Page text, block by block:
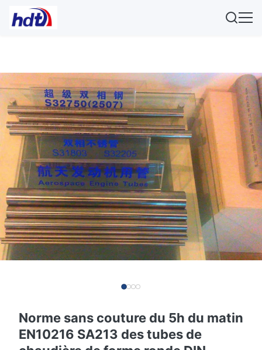
Norme sans couture du 5h du matin
EN10216 SA213 des tubes de